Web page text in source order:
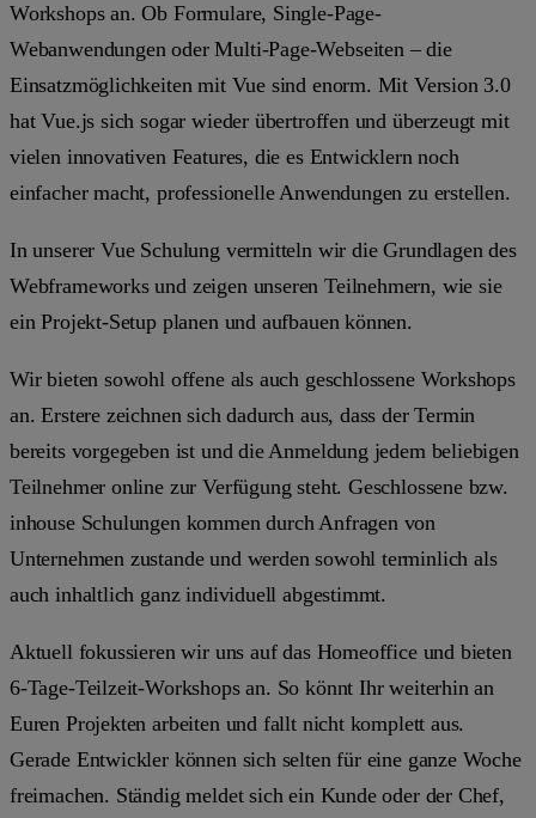
Workshops an. Ob Formulare, Single-Page-
Webanwendungen oder Multi-Page-Webseiten – die
Einsatzmöglichkeiten mit Vue sind enorm. Mit Version 3.0
hat Vue.js sich sogar wieder übertroffen und überzeugt mit
vielen innovativen Features, die es Entwicklern noch
einfacher macht, professionelle Anwendungen zu erstellen.
In unserer Vue Schulung vermitteln wir die Grundlagen des
Webframeworks und zeigen unseren Teilnehmern, wie sie
ein Projekt-Setup planen und aufbauen können.
Wir bieten sowohl offene als auch geschlossene Workshops
an. Erstere zeichnen sich dadurch aus, dass der Termin
bereits vorgegeben ist und die Anmeldung jedem beliebigen
Teilnehmer online zur Verfügung steht. Geschlossene bzw.
inhouse Schulungen kommen durch Anfragen von
Unternehmen zustande und werden sowohl terminlich als
auch inhaltlich ganz individuell abgestimmt.
Aktuell fokussieren wir uns auf das Homeoffice und bieten
6-Tage-Teilzeit-Workshops an. So könnt Ihr weiterhin an
Euren Projekten arbeiten und fallt nicht komplett aus.
Gerade Entwickler können sich selten für eine ganze Woche
freimachen. Ständig meldet sich ein Kunde oder der Chef,